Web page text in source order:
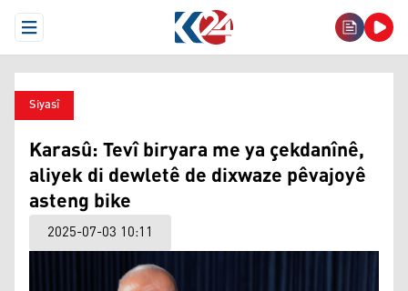
Open Menu
Siyasî
Karasû: Tevî biryara me ya çekdanînê,
aliyek di dewletê de dixwaze pêvajoyê
asteng bike
2025-07-03 10:11